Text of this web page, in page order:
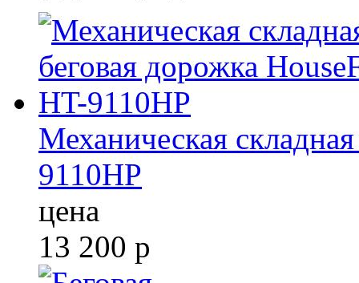
Механическая
9110HP
цена
13 200 р